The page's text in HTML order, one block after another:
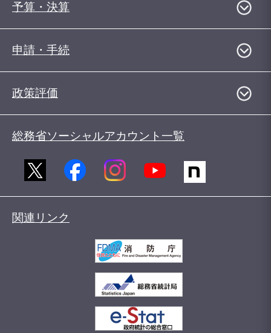
予算・決算
申請・手続
政策評価
総務省ソーシャルアカウント一覧
関連リンク